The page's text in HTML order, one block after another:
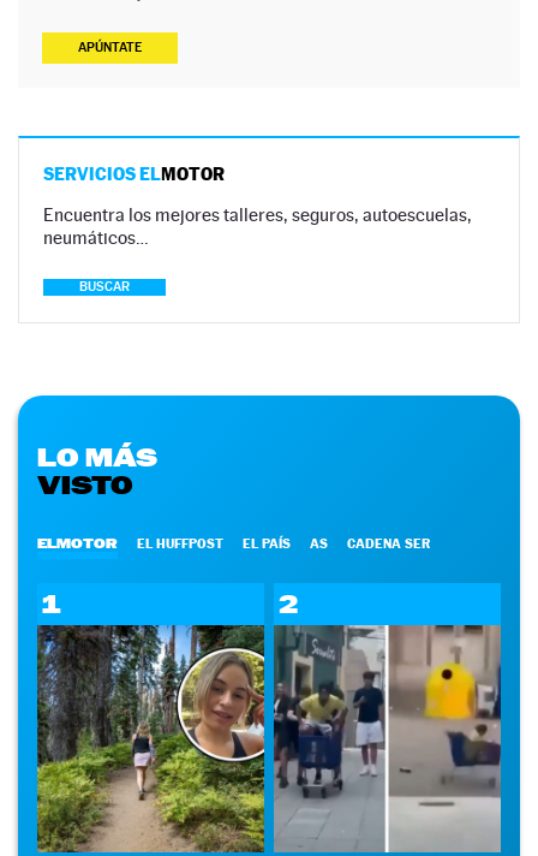
APÚNTATE
SERVICIOS ELMOTOR
Encuentra los mejores talleres, seguros, autoescuelas,
neumáticos…
BUSCAR
LO MÁS
VISTO
ELMOTOR EL HUFFPOST EL PAÍS AS CADENA SER
1 2